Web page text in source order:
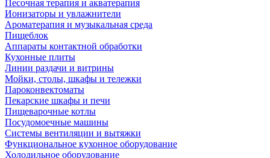
Песочная терапия и акватерапия
Ионизаторы и увлажнители
Ароматерапия и музыкальная среда
Пищеблок
Аппараты контактной обработки
Кухонные плиты
Линии раздачи и витрины
Мойки, столы, шкафы и тележки
Пароконвектоматы
Пекарские шкафы и печи
Пищеварочные котлы
Посудомоечные машины
Системы вентиляции и вытяжки
Функциональное кухонное оборудование
Холодильное оборудование